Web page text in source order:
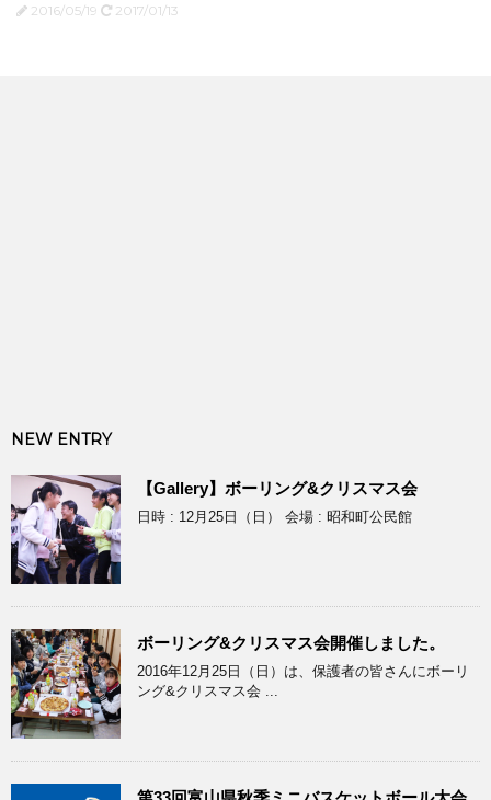
2016/05/19 2017/01/13
NEW ENTRY
【Gallery】ボーリング&クリスマス会
日時 : 12月25日（日） 会場 : 昭和町公民館
ボーリング&クリスマス会開催しました。
2016年12月25日（日）は、保護者の皆さんにボーリ
ング&クリスマス会 ...